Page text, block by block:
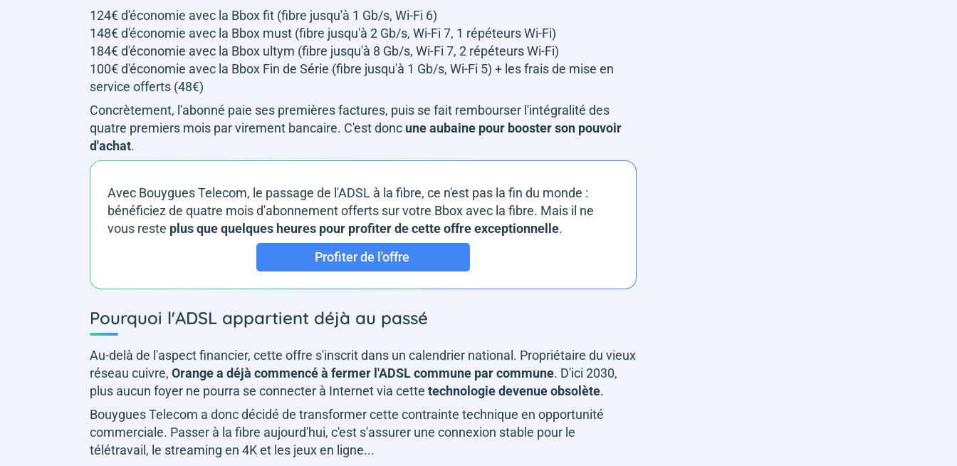
124€ d'économie avec la Bbox fit (fibre jusqu'à 1 Gb/s, Wi-Fi 6)
148€ d'économie avec la Bbox must (fibre jusqu'à 2 Gb/s, Wi-Fi 7, 1 répéteurs Wi-Fi)
184€ d'économie avec la Bbox ultym (fibre jusqu'à 8 Gb/s, Wi-Fi 7, 2 répéteurs Wi-Fi)
100€ d'économie avec la Bbox Fin de Série (fibre jusqu'à 1 Gb/s, Wi-Fi 5) + les frais de mise en
service offerts (48€)
Concrètement, l'abonné paie ses premières factures, puis se fait rembourser l'intégralité des
quatre premiers mois par virement bancaire. C'est donc une aubaine pour booster son pouvoir
d'achat.
Avec Bouygues Telecom, le passage de l'ADSL à la fibre, ce n'est pas la fin du monde :
bénéficiez de quatre mois d'abonnement offerts sur votre Bbox avec la fibre. Mais il ne
vous reste plus que quelques heures pour profiter de cette offre exceptionnelle.
Profiter de l'offre
Pourquoi l'ADSL appartient déjà au passé
Au-delà de l'aspect financier, cette offre s'inscrit dans un calendrier national. Propriétaire du vieux
réseau cuivre, Orange a déjà commencé à fermer l'ADSL commune par commune. D'ici 2030,
plus aucun foyer ne pourra se connecter à Internet via cette technologie devenue obsolète.
Bouygues Telecom a donc décidé de transformer cette contrainte technique en opportunité
commerciale. Passer à la fibre aujourd'hui, c'est s'assurer une connexion stable pour le
télétravail, le streaming en 4K et les jeux en ligne...